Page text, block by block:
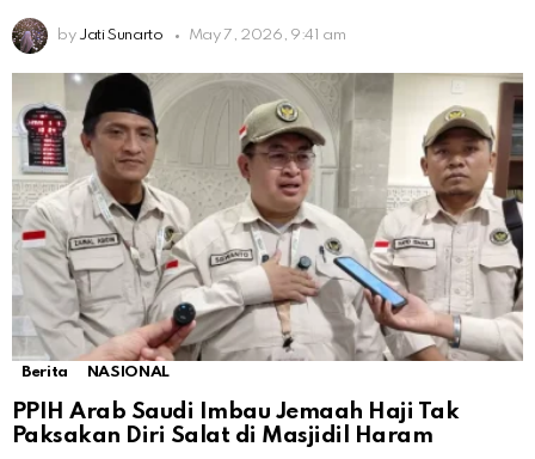
by Jati Sunarto May 7, 2026, 9:41 am
Berita NASIONAL
PPIH Arab Saudi Imbau Jemaah Haji Tak
Paksakan Diri Salat di Masjidil Haram